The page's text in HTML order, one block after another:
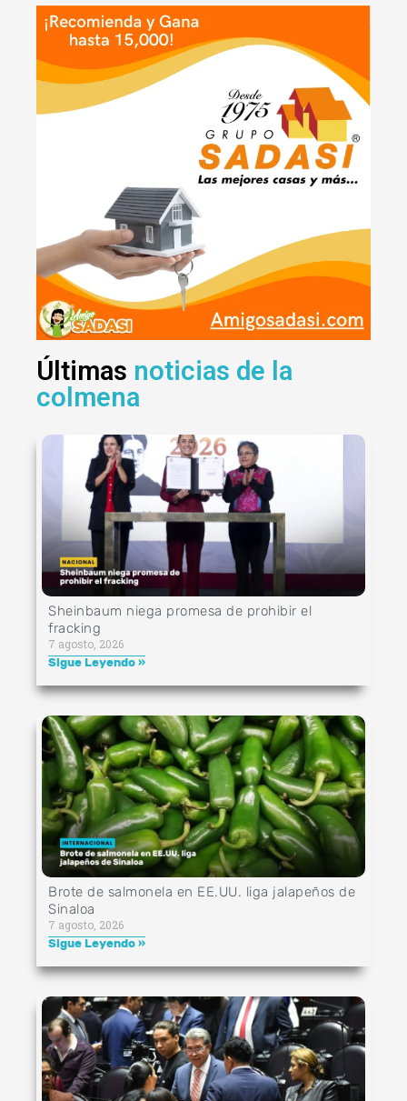
Últimas noticias de la
colmena
Sheinbaum niega promesa de prohibir el
fracking
7 agosto, 2026
Sigue Leyendo »
Brote de salmonela en EE.UU. liga jalapeños de
Sinaloa
7 agosto, 2026
Sigue Leyendo »